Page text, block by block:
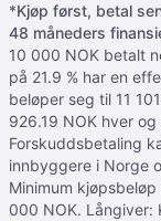
*Kjøp først, betal
48 måneders
10 000 NOK betalt
på 21.9 % har en
beløper seg til 11
926.19 NOK hver
Forskuddsbetaling
innbyggere i Norge
Minimum
000 NOK. Långiver: